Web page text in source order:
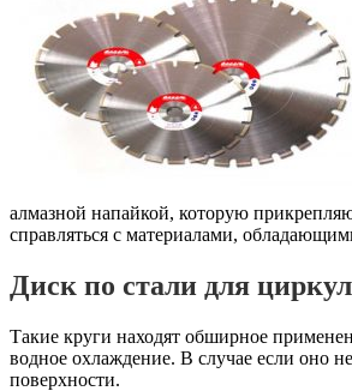
алмазной напайкой, которую
справляться с материалами,
Диск по стали для
Такие круги находят обширное
водное охлаждение. В случае если оно
поверхности.